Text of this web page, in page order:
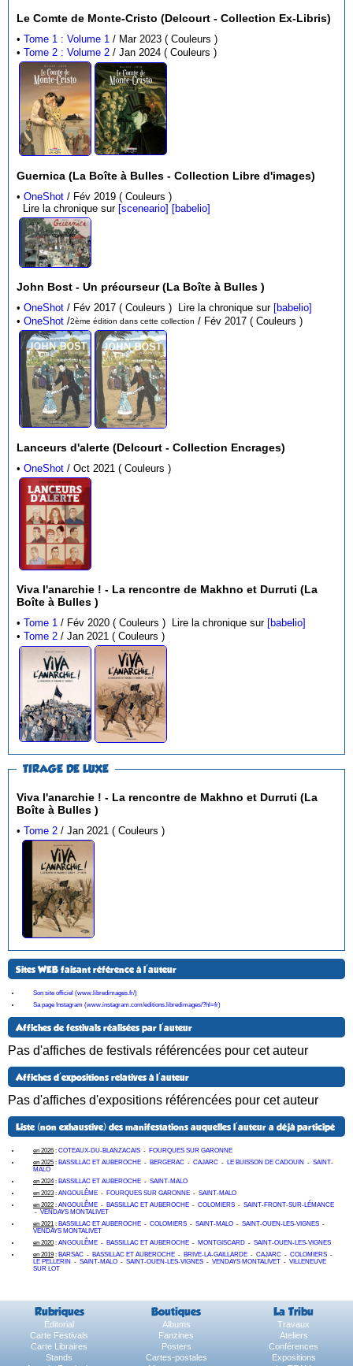
Le Comte de Monte-Cristo (Delcourt - Collection Ex-Libris)
•Tome 1 : Volume 1
/ Mar 2023 ( Couleurs )
•Tome 2 : Volume 2 / Jan 2024 ( Couleurs )
Guernica (La Boîte à Bulles - Collection Libre d'images)
•OneShot
/ Fév 2019 ( Couleurs )
Lire la chronique sur [sceneario] [babelio]
John Bost - Un précurseur (La Boîte à Bulles )
•OneShot / Fév 2017 ( Couleurs ) Lire la chronique sur [babelio]
•OneShot /2ème édition dans cette collection / Fév 2017 ( Couleurs )
Lanceurs d'alerte (Delcourt - Collection Encrages)
•OneShot / Oct 2021 ( Couleurs )
Viva l'anarchie ! - La rencontre de Makhno et Durruti (La
Boîte à Bulles )
•Tome 1 / Fév 2020 ( Couleurs ) Lire la chronique sur [babelio]
•Tome 2 / Jan 2021 ( Couleurs )
TIRAGE DE LUXE
Viva l'anarchie ! - La rencontre de Makhno et Durruti (La
Boîte à Bulles )
•Tome 2 / Jan 2021 ( Couleurs )
Sites WEB faisant référence à l'auteur
Son site officiel (www.libredimages.fr/)
Sa page Instagram (www.instagram.com/editions.libredimages/?hl=fr)
Affiches de festivals réalisées par l'auteur
Pas d'affiches de festivals référencées pour cet auteur
Affiches d'expositions relatives à l'auteur
Pas d'affiches d'expositions référencées pour cet auteur
Liste (non exhaustive) des manifestations auquelles l'auteur a déjà participé
en 2026 : COTEAUX-DU-BLANZACAIS - FOURQUES SUR GARONNE
en 2025 : BASSILLAC ET AUBEROCHE - BERGERAC - CAJARC - LE BUISSON DE CADOUIN - SAINT-
MALO
en 2024: BASSILLAC ET AUBEROCHE - SAINT-MALO
en 2023 : ANGOULÊME - FOURQUES SUR GARONNE - SAINT-MALO
en 2022 : ANGOULÊME - BASSILLAC ET AUBEROCHE - COLOMIERS - SAINT-FRONT-SUR-LÉMANCE
- VENDAYS MONTALIVET
en 2021 : BASSILLAC ET AUBEROCHE - COLOMIERS - SAINT-MALO - SAINT-OUEN-LES-VIGNES -
VENDAYS MONTALIVET
en 2020: ANGOULÊME - BASSILLAC ET AUBEROCHE - MONTGISCARD - SAINT-OUEN-LES-VIGNES
en 2019 : BARSAC - BASSILLAC ET AUBEROCHE - BRIVE-LA-GAILLARDE - CAJARC - COLOMIERS -
LE PELLERIN - SAINT-MALO - SAINT-OUEN-LES-VIGNES - VENDAYS MONTALIVET - VILLENEUVE
SUR LOT
Rubriques Boutiques La Tribu
Éditorial Albums
Travaux
Carte Festivals
Fanzines
Ateliers
Carte Libraires
Posters
Conférences
Stands
Cartes-postales
Expositions